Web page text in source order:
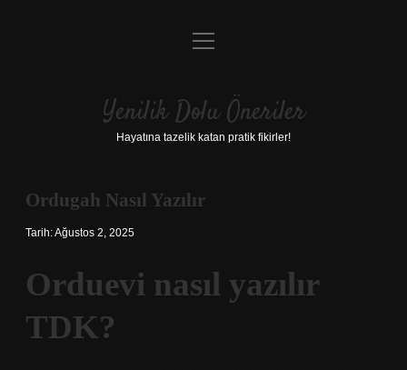
Anasayfa
Yasal Uyarı
menüyü
Yenilik Dolu Öneriler
Hayatına tazelik katan pratik fikirler!
Ordugah Nasıl Yazılır
Tarih: Ağustos 2, 2025
Orduevi nasıl yazılır
TDK?